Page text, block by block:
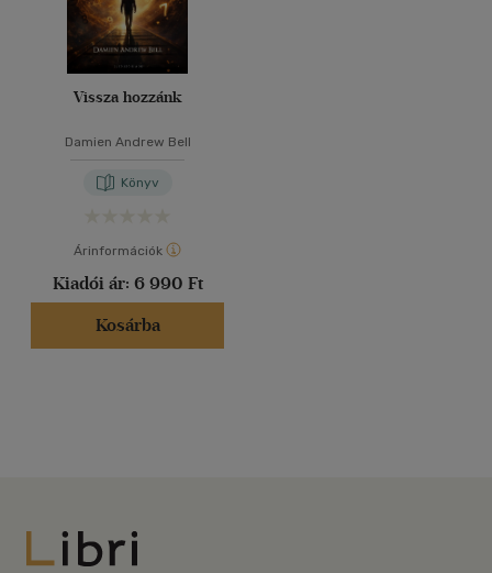
Vissza hozzánk
Damien Andrew Bell
Könyv
Árinformációk
Kiadói ár: 6 990 Ft
Kosárba
Libri